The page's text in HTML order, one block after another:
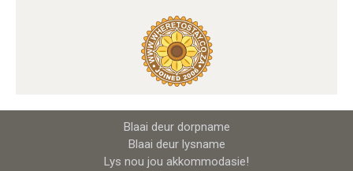
Blaai deur dorpname
Blaai deur lysname
Lys nou jou akkommodasie!